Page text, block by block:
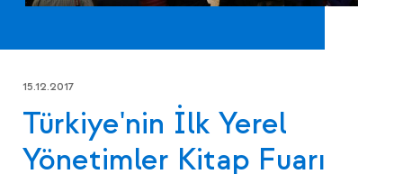
15.12.2017
Türkiye'nin İlk Yerel
Yönetimler Kitap Fuarı